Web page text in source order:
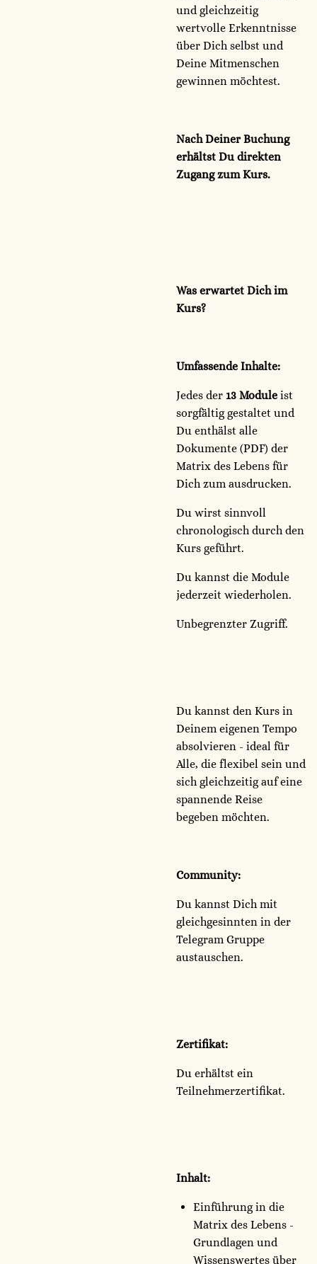
und gleichzeitig
wertvolle Erkenntnisse
über Dich selbst und
Deine Mitmenschen
gewinnen möchtest.
Nach Deiner Buchung
erhältst Du direkten
Zugang zum Kurs.
Was erwartet Dich im
Kurs?
Umfassende Inhalte:
Jedes der 13 Module ist
sorgfältig gestaltet und
Du enthälst alle
Dokumente (PDF) der
Matrix des Lebens für
Dich zum ausdrucken.
Du wirst sinnvoll
chronologisch durch den
Kurs geführt.
Du kannst die Module
jederzeit wiederholen.
Unbegrenzter Zugriff.
Du kannst den Kurs in
Deinem eigenen Tempo
absolvieren - ideal für
Alle, die flexibel sein und
sich gleichzeitig auf eine
spannende Reise
begeben möchten.
Community:
Du kannst Dich mit
gleichgesinnten in der
Telegram Gruppe
austauschen.
Zertifikat:
Du erhältst ein
Teilnehmerzertifikat.
Inhalt:
Einführung in die
Matrix des Lebens -
Grundlagen und
Wissenswertes über